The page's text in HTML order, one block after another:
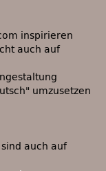
inspirieren
auch auf
umzusetzen
auch auf